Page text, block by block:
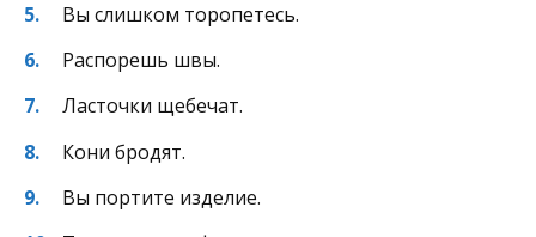
Вы слишком торопетесь.
Распорешь швы.
Ласточки щебечат.
Кони бродят.
Вы портите изделие.